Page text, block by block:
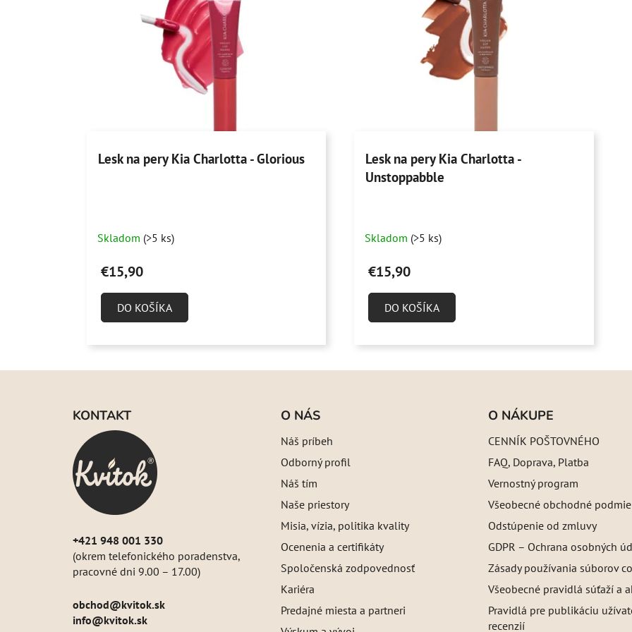
Lesk na pery Kia Charlotta - Glorious
Skladom (>5 ks)
€15,90
DO KOŠÍKA
Lesk na pery Kia Charlotta -
Unstoppabble
Skladom (>5 ks)
€15,90
DO KOŠÍKA
KONTAKT
+421 948 001 330
(okrem telefonického poradenstva,
pracovné dni 9.00 – 17.00)
obchod@kvitok.sk
info@kvitok.sk
O NÁS
Náš príbeh
Odborný profil
Náš tím
Naše priestory
Misia, vízia, politika kvality
Ocenenia a certifikáty
Spoločenská zodpovednosť
Kariéra
Predajné miesta a partneri
O NÁKUPE
CENNÍK POŠTOVNÉHO
FAQ, Doprava, Platba
Vernostný program
Všeobecné obchodné
Odstúpenie od zmluvy
GDPR – Ochrana osobných
Zásady používania súborov
Všeobecné pravidlá súťaží a
Pravidlá pre publikáciu
recenzií